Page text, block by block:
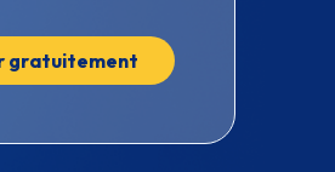
gratuitement